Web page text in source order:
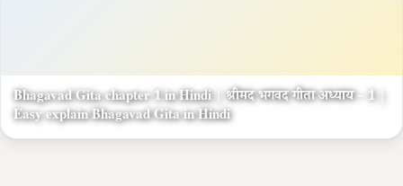
Bhagavad Gita chapter 1 in Hindi | श्रीमद भगवद गीता अध्याय – 1 |
Easy explain Bhagavad Gita in Hindi